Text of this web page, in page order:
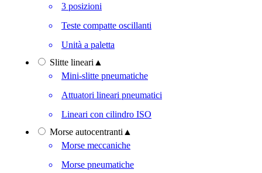
3 posizioni
Teste compatte oscillanti
Unità a paletta
Slitte lineari ▲
Mini-slitte pneumatiche
Attuatori lineari pneumatici
Lineari con cilindro ISO
Morse autocentranti ▲
Morse meccaniche
Morse pneumatiche